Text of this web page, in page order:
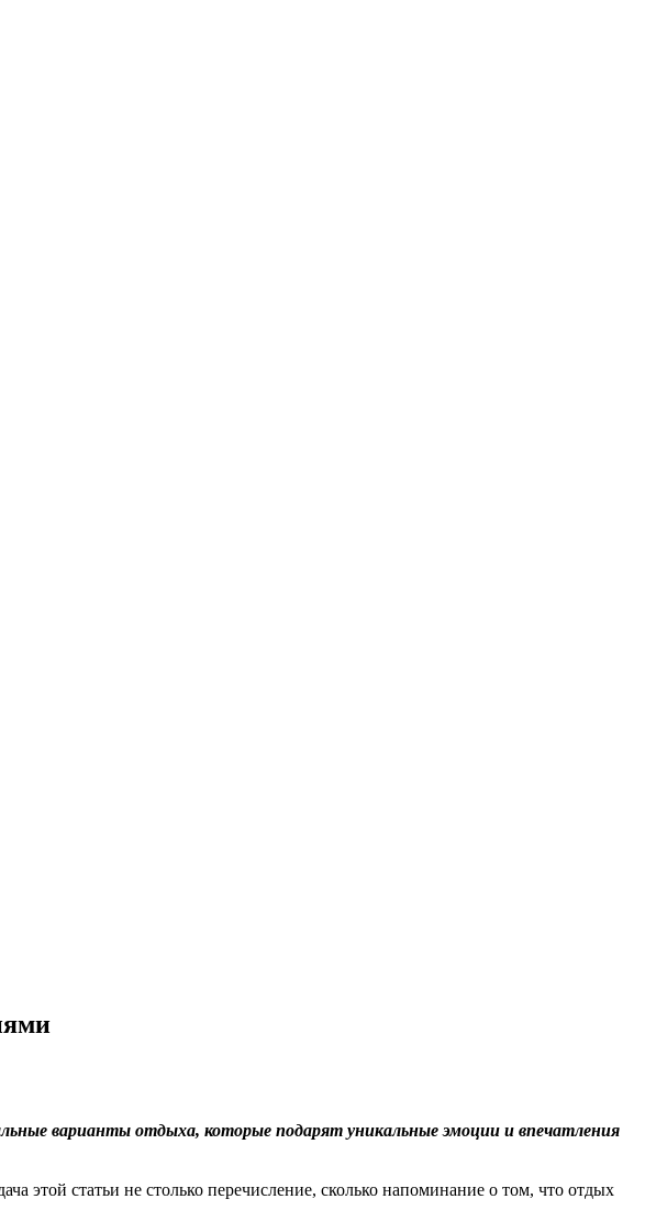
варианты отдыха, которые подарят уникальные эмоции и впечатления
этой статьи не столько перечисление, сколько напоминание о том, что отдых